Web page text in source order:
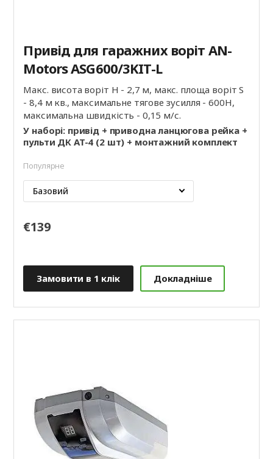
Привід для гаражних воріт AN-
Motors ASG600/3KIT-L
Макс. висота воріт Н - 2,7 м, макс. площа воріт S
- 8,4 м кв., максимальне тягове зусилля - 600Н,
максимальна швидкість - 0,15 м/с.
У наборі: привід + приводна ланцюгова рейка +
пульти ДК AT-4 (2 шт) + монтажний комплект
Популярне
Базовий
€139
Замовити в 1 клік Докладніше